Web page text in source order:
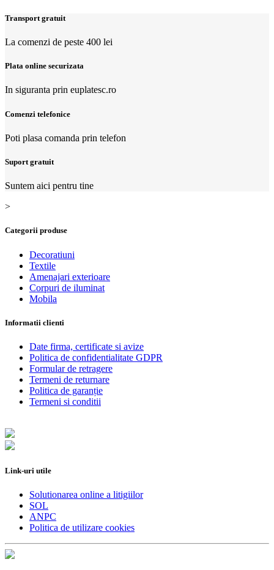
Transport gratuit
La comenzi de peste 400 lei
Plata online securizata
In siguranta prin euplatesc.ro
Comenzi telefonice
Poti plasa comanda prin telefon
Suport gratuit
Suntem aici pentru tine
>
Categorii produse
Decoratiuni
Textile
Amenajari exterioare
Corpuri de iluminat
Mobila
Informatii clienti
Date firma, certificate si avize
Politica de confidentialitate GDPR
Formular de retragere
Termeni de returnare
Politica de garanție
Termeni si conditii
Link-uri utile
Solutionarea online a litigiilor
SOL
ANPC
Politica de utilizare cookies